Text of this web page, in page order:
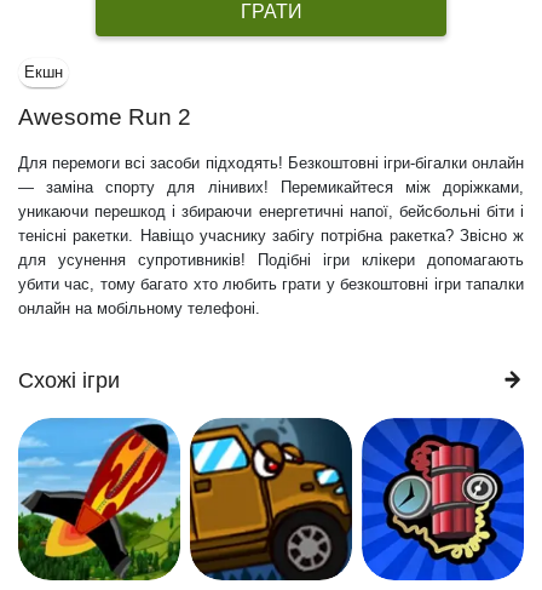
ГРАТИ
Екшн
Awesome Run 2
Для перемоги всі засоби підходять! Безкоштовні ігри-бігалки онлайн
— заміна спорту для лінивих! Перемикайтеся між доріжками,
уникаючи перешкод і збираючи енергетичні напої, бейсбольні біти і
тенісні ракетки. Навіщо учаснику забігу потрібна ракетка? Звісно ж
для усунення супротивників! Подібні ігри клікери допомагають
убити час, тому багато хто любить грати у безкоштовні ігри тапалки
онлайн на мобільному телефоні.
Схожі ігри